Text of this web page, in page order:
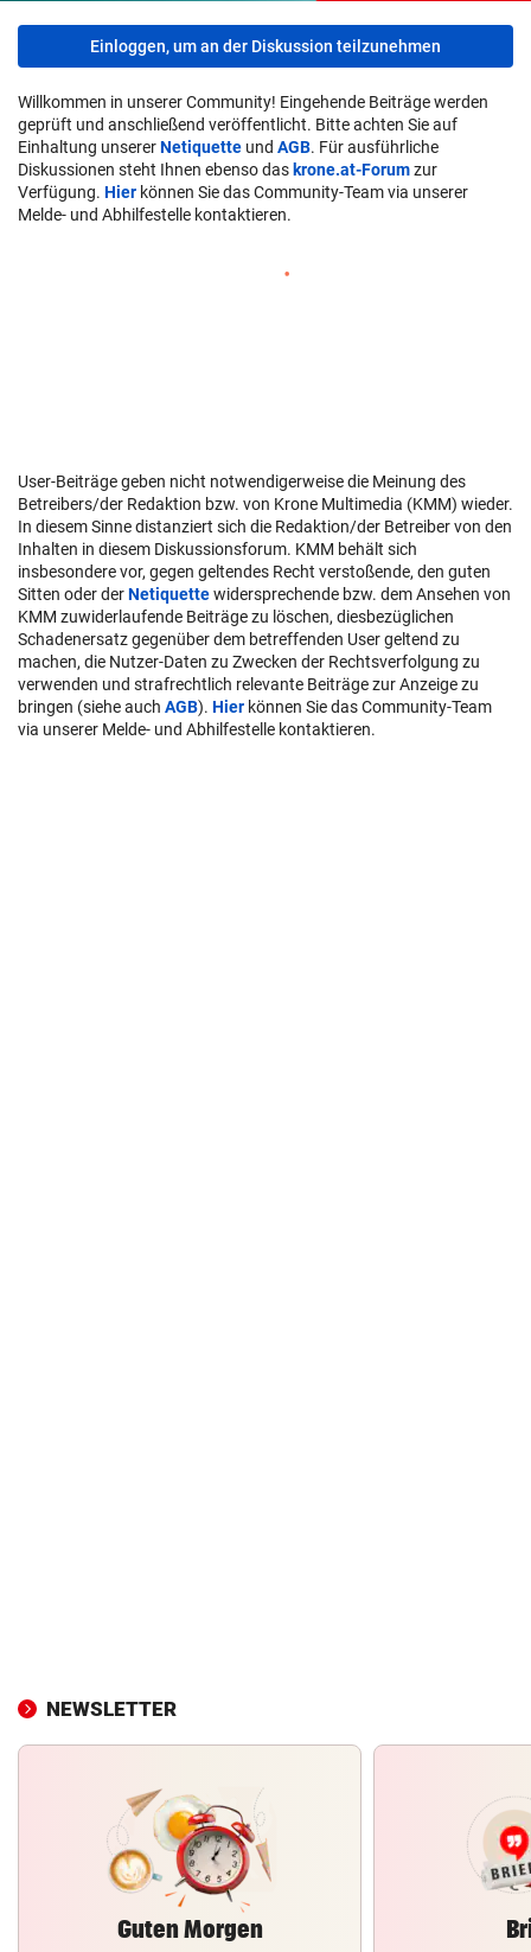
Einloggen, um an der Diskussion teilzunehmen
Willkommen in unserer Community! Eingehende Beiträge werden
geprüft und anschließend veröffentlicht. Bitte achten Sie auf
Einhaltung unsererNetiquette und AGB. Für ausführliche
Diskussionen steht Ihnen ebenso das krone.at-Forumzur
Verfügung. Hier können Sie das Community-Team via unserer
Melde- und Abhilfestelle kontaktieren.
User-Beiträge geben nicht notwendigerweise die Meinung des
Betreibers/der Redaktion bzw. von Krone Multimedia (KMM) wieder.
In diesem Sinne distanziert sich die Redaktion/der Betreiber von den
Inhalten in diesem Diskussionsforum. KMM behält sich
insbesondere vor, gegen geltendes Recht verstoßende, den guten
Sitten oder derNetiquettewidersprechende bzw. dem Ansehen von
KMM zuwiderlaufende Beiträge zu löschen, diesbezüglichen
Schadenersatz gegenüber dem betreffenden User geltend zu
machen, die Nutzer-Daten zu Zwecken der Rechtsverfolgung zu
verwenden und strafrechtlich relevante Beiträge zur Anzeige zu
bringen (siehe auch AGB). Hier können Sie das Community-Team
via unserer Melde- und Abhilfestelle kontaktieren.
NEWSLETTER
Guten Morgen